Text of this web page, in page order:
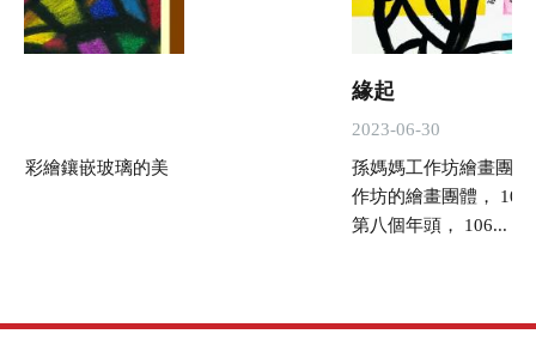
如彩繪鑲嵌玻璃的美
緣起
2023-06-30
孫媽媽工作坊繪畫團
作坊的繪畫團體， 104
第八個年頭， 106...